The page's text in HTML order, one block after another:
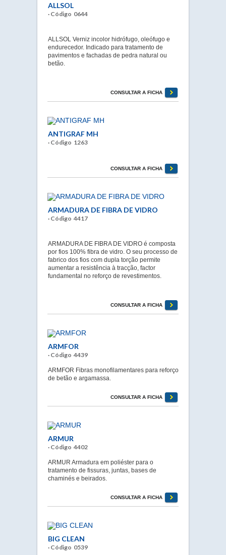
ALLSOL
· Código 0644
ALLSOL Verniz incolor hidrófugo, oleófugo e
endurecedor. Indicado para tratamento de
pavimentos e fachadas de pedra natural ou
betão.
CONSULTAR A FICHA
ANTIGRAF MH
· Código 1263
CONSULTAR A FICHA
ARMADURA DE FIBRA DE VIDRO
· Código 4417
ARMADURA DE FIBRA DE VIDRO é composta
por fios 100% fibra de vidro. O seu processo de
fabrico dos fios com dupla torção permite
aumentar a resistência à tracção, factor
fundamental no reforço de revestimentos.
CONSULTAR A FICHA
ARMFOR
· Código 4439
ARMFOR Fibras monofilamentares para reforço
de betão e argamassa.
CONSULTAR A FICHA
ARMUR
· Código 4402
ARMUR Armadura em poliéster para o
tratamento de fissuras, juntas, bases de
chaminés e beirados.
CONSULTAR A FICHA
BIG CLEAN
· Código 0539